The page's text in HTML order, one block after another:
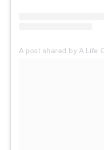
A post shared by A Life